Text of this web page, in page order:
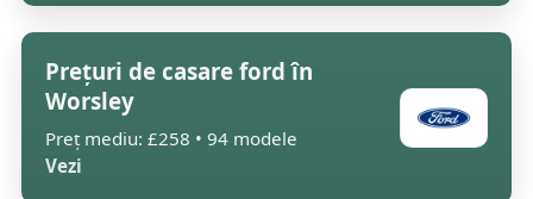
Prețuri de casare ford în
Worsley
Preț mediu: £258 • 94 modele
Vezi